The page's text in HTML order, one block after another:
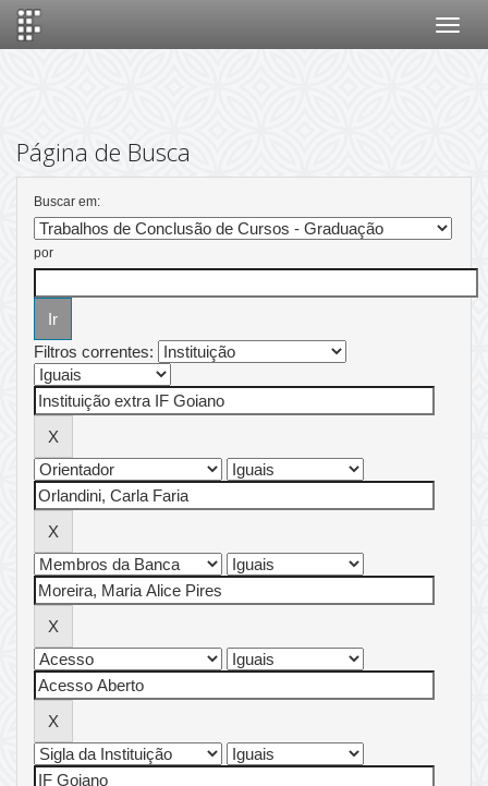
Página de Busca
Buscar em:
por
Filtros correntes: